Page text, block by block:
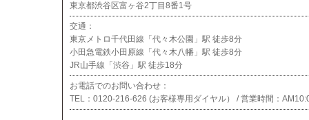
東京都渋谷区富ヶ谷2丁目8番1号
交通：
東京メトロ千代田線「代々木公園」駅 徒歩8分
小田急電鉄小田原線「代々木八幡」駅 徒歩8分
JR山手線「渋谷」駅 徒歩18分
お電話でのお問い合わせ：
TEL： 0120-216-626 (お客様専用ダイヤル） / 営業時間：